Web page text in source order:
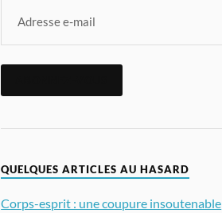
QUELQUES ARTICLES AU HASARD
Corps-esprit : une coupure insoutenable